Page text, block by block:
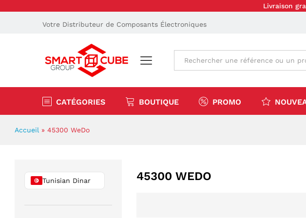
Livraison
Votre Distributeur de Composants Électroniques
Tout
CATÉGORIES BOUTIQUE PROMO
Accueil » 45300 WeDo
45300 WEDO
Tunisian Dinar